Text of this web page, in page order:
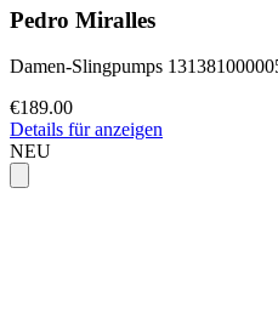
Pedro Miralles
Damen-Slingpumps
€189.00
Details für anzeigen
NEU